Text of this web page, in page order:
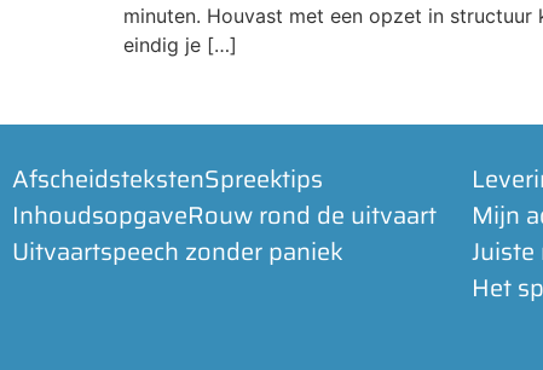
minuten. Houvast met een opzet in
eindig je […]
AfscheidstekstenSpreektips
InhoudsopgaveRouw rond de uitvaart
Uitvaartspeech zonder paniek
Mijn
Het